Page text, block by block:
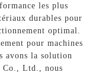
les plus
durables pour
optimal.
pour machines
avons la solution
Co., Ltd., nous